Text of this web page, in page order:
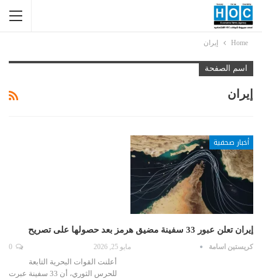
Home إيران
اسم الصفحة
إيران
أخبار صحفية
إيران تعلن عبور 33 سفينة مضيق هرمز بعد حصولها على تصريح
كريستين اسامة مايو 25, 2026
أعلنت القوات البحرية التابعة
للحرس الثوري، أن 33 سفينة عبرت